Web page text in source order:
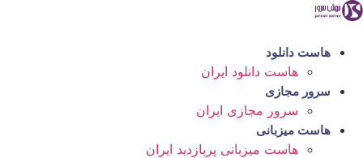
پرش
محتوا
هاست دانلود
هاست دانلود ایران
سرور مجازی
سرور مجازی ایران
هاست میزبانی
هاست میزبانی پربازدید ایران